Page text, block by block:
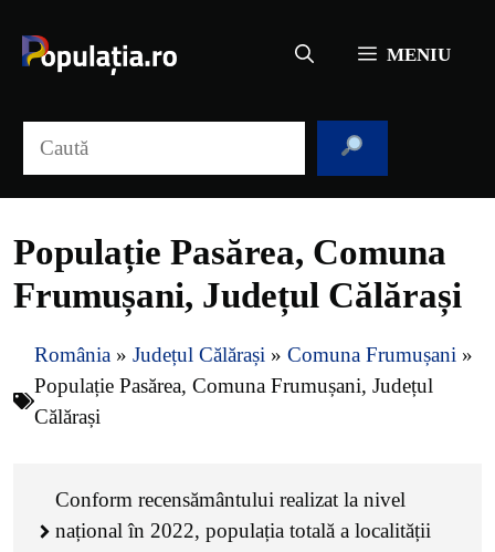
conținut
MENIU
Populație Pasărea, Comuna
Frumușani, Județul Călărași
România » Județul Călărași » Comuna Frumușani »
Populație Pasărea, Comuna Frumușani, Județul
Călărași
Conform recensământului realizat la nivel
național în 2022, populația totală a localității